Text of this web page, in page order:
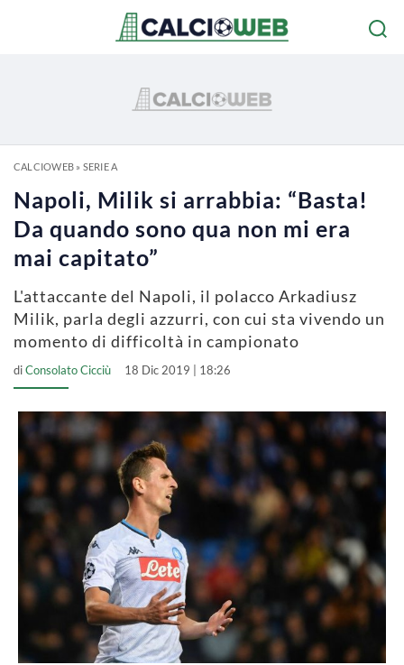
CALCIOWEB» SERIE A
Napoli, Milik si arrabbia: “Basta!
Da quando sono qua non mi era
mai capitato”
L'attaccante del Napoli, il polacco Arkadiusz
Milik, parla degli azzurri, con cui sta vivendo un
momento di difficoltà in campionato
diConsolato Cicciù 18 Dic 2019 | 18:26